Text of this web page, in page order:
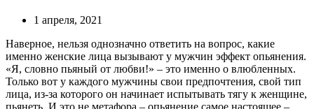
1 апреля, 2021
Наверное, нельзя однозначно ответить на вопрос, какие
именно женские лица вызывают у мужчин эффект опьянения.
«Я, словно пьяный от любви!» – это именно о влюбленных.
Только вот у каждого мужчины свои предпочтения, свой тип
лица, из-за которого он начинает испытывать тягу к женщине,
пьянеть. И это не метафора – опьянение самое настоящее –